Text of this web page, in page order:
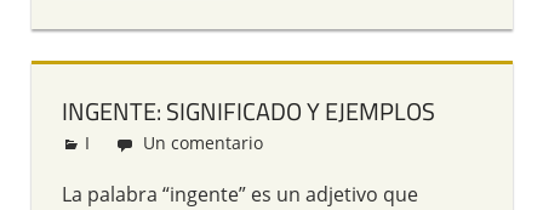
INGENTE: SIGNIFICADO Y EJEMPLOS
Redacción
I Un comentario
La palabra “ingente” es un adjetivo que